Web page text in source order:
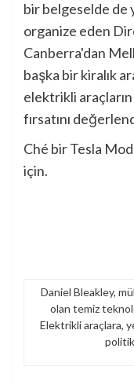
bir belgeselde de
organize eden
Canberra'dan
başka bir kiralık
elektrikli
fırsatını
Ché bir Tesla
için.
Daniel Bleakley,
olan temiz
Elektrikli araçlara,